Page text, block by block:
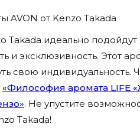
AVON от Kenzo Takada
Takada идеально
и эксклюзивность. Этот
свою индивидуальность.
«Философия аромата LIFE
. Не упустите
Takada!